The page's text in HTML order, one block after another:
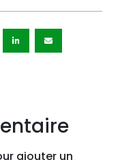
ajouter un